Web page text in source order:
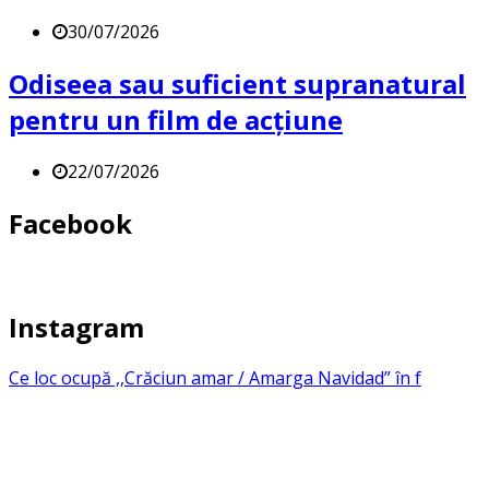
30/07/2026
Odiseea sau suficient supranatural
pentru un film de acțiune
22/07/2026
Facebook
Instagram
Ce loc ocupă ,,Crăciun amar / Amarga Navidad” în f